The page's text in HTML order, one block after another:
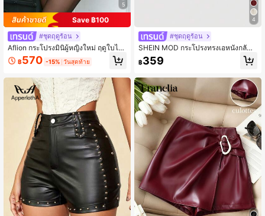
5
Save ฿100
#ชุดฤดูร้อน
Aflion กระโปรงมินิผู้หญิงใหม่ ฤดูใบไม้
ผลิ/ฤดูร้อน สีเบอร์กันดี หนัง PU ลายจระ
เข้ - นุ่ม ยืดหยุ่น แฟชั่น ย้อนยุค เซ็กซี่ ส
ลนไทน์ ฉลองปีใหม่ เทศกาลดนตรี ปาร์
ตี้ สตรีท คลับ
฿570 -15% วันสุดท้าย
4
#ชุดฤดูร้อน
SHEIN MOD กระโปรงทรงเอหนังกลับสี
เบอร์กันดีประดับหมุดและพู่สไตล์วินเทจ
ฮิปปี้สำหรับผู้หญิง, กระโปรงฤดูใบไม้ร่ว
฿359